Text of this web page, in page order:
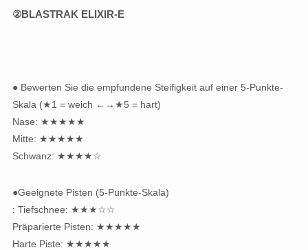
②BLASTRAK ELIXIR-E
● Bewerten Sie die empfundene Steifigkeit auf einer 5-Punkte-
Skala (★1 = weich ←→★5 = hart)
Nase: ★★★★★
Mitte: ★★★★★
Schwanz: ★★★★☆
●Geeignete Pisten (5-Punkte-Skala)
: Tiefschnee: ★★★☆☆
Präparierte Pisten: ★★★★★
Harte Piste: ★★★★★